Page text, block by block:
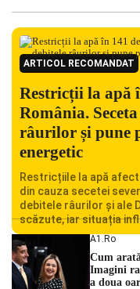
ARTICOL RECOMANDAT
Restricții la apă
România.
râurilor și pune
energetic
Restricțiile la apă
din cauza secetei
debitele râurilor și ale
scăzute, iar situația
Centralei Nucleare de
cu una dintre cele mai
hidrologic din ultimii
A1.ro
Cum
Imagini
a doua